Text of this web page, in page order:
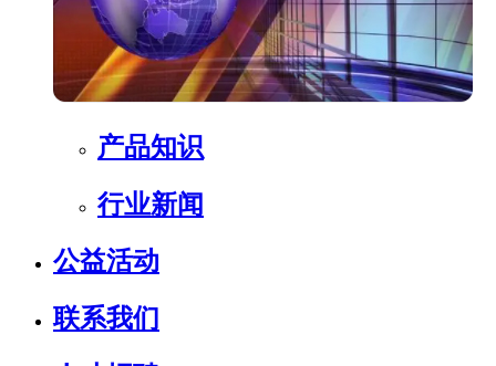
产品知识
行业新闻
公益活动
联系我们